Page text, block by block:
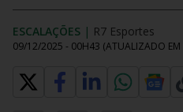
ESCALAÇÕES | R7 Esportes
09/12/2025 - 00H43 (ATUALIZADO EM